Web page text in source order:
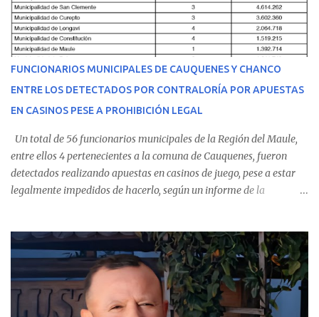
Talca con escolta de Carabineros. En medio del traslado, el
estudiante de medicina de 25 años, se agravó y pese a los esfuerzos
del personal de emergencia terminó falleciendo, sin alcanzar a
recibir atención especializada en el centro de destino. Apenas se
conoció la gravedad de su condición, sus padres —residentes en
Villarrica— se trasladaron a Cauquenes con la esperanza de una
evolución favorable. No obstante, alrededo...
FUNCIONARIOS MUNICIPALES DE CAUQUENES Y CHANCO
ENTRE LOS DETECTADOS POR CONTRALORÍA POR APUESTAS
EN CASINOS PESE A PROHIBICIÓN LEGAL
Un total de 56 funcionarios municipales de la Región del Maule,
entre ellos 4 pertenecientes a la comuna de Cauquenes, fueron
detectados realizando apuestas en casinos de juego, pese a estar
legalmente impedidos de hacerlo, según un informe de la
estableció que estos funcionarios —quienes administran o
custodian fondos públicos— efectuaron transacciones por un
monto total de $116.075.918 entre enero de 2024 y junio de 2025.
En el detalle regional, se indica que en la comuna de Cauquenes se
identificó a cuatro funcionarios involucrados en este tipo de